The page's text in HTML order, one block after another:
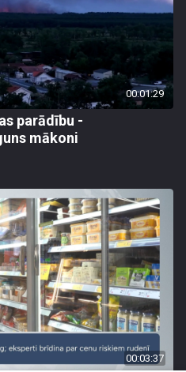
00:01:29
parādību -
mākoni
00:03:37